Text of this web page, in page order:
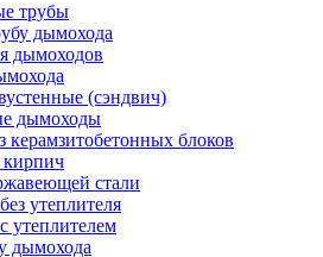
трубы
дымохода
дымоходов
(сэндвич)
дымоходы
блоков
кирпич
стали
утеплителя
утеплителем
дымохода